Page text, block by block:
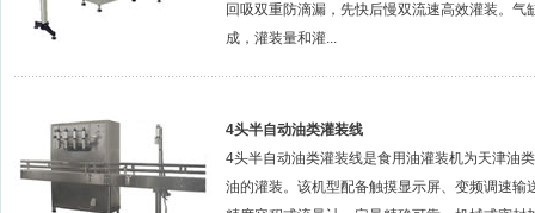
回吸双重防滴漏，先快后慢双流速高效灌装。
成，灌装量和灌...
4头半自动油类灌装线
4头半自动油类灌装线是食用油灌装机为天津油
油的灌装。该机型配备触摸显示屏、变频调速